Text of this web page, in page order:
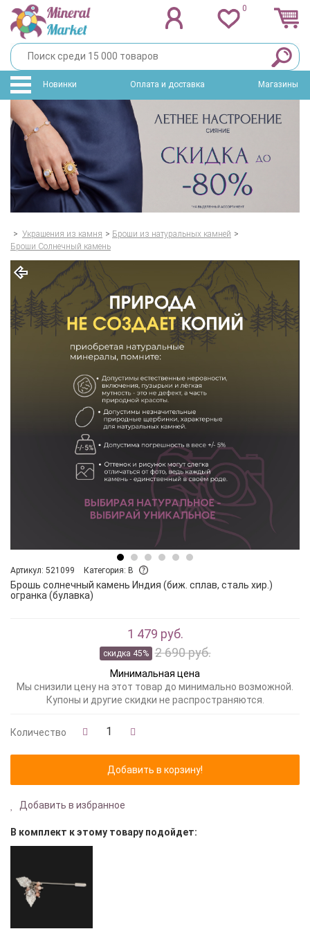
0
Новинки Оплата и доставка Магазины
> Украшения из камня > Броши из натуральных камней >
Броши Солнечный камень
Артикул: 521099 Категория: B
Брошь солнечный камень Индия (биж. сплав, сталь хир.)
огранка (булавка)
1 479 руб.
скидка 45% 2 690 руб.
Минимальная цена
Мы снизили цену на этот товар до минимально возможной.
Купоны и другие скидки не распространяются.
Количество
Добавить в избранное
В комплект к этому товару подойдет: